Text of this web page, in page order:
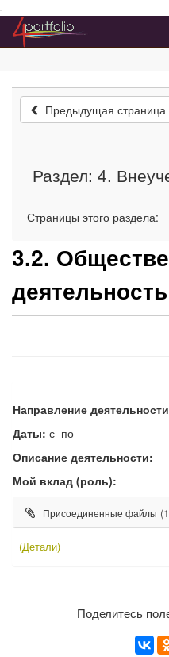
Преейти на главное меню
Предыдущая страница
Раздел: 4.
Страницы этого раздела:
3.2.
деятельность
Направление
Даты: с по
Описание деятельности:
Мой вклад (роль):
Присоединенные файлы
(Детали)
Поделитесь